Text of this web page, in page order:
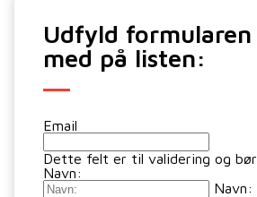
Udfyld
med på listen:
Email
Dette felt er til validering og bør
Navn:
Navn: